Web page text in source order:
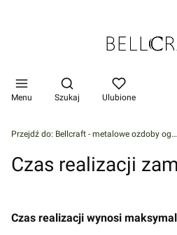
Menu
Otwórz wyszukiwarkę
Szukaj Ulubione
Przejdź do: Bellcraft - metalowe ozdoby ogrodowe
Czas realizacji
Czas realizacji wynosi